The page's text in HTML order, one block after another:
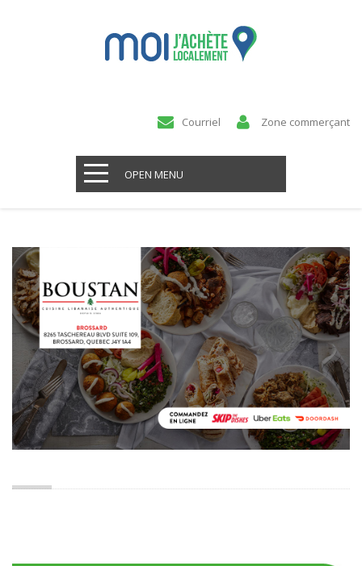
Courriel Zone commerçant
OPEN MENU